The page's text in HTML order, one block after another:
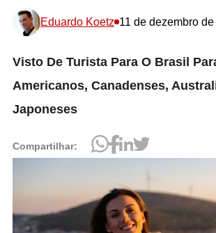
Eduardo Koetz 11 de dezembro
Visto De Turista Para O Brasil
Americanos, Canadenses,
Japoneses
Compartilhar: